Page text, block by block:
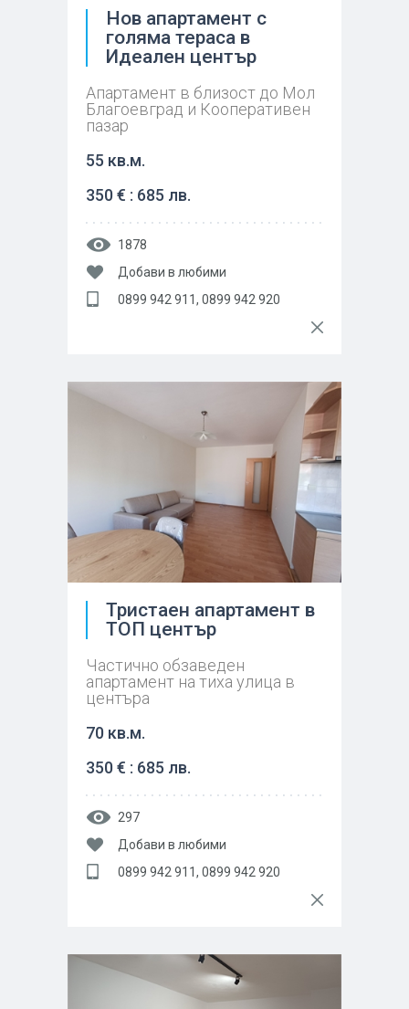
Нов апартамент с
голяма тераса в
Идеален център
Апартамент в близост до Мол
Благоевград и Кооперативен
пазар
55 кв.м.
350 € : 685 лв.
1878
Добави в любими
0899 942 911, 0899 942 920
Тристаен апартамент в
ТОП център
Частично обзаведен
апартамент на тиха улица в
центъра
70 кв.м.
350 € : 685 лв.
297
Добави в любими
0899 942 911, 0899 942 920